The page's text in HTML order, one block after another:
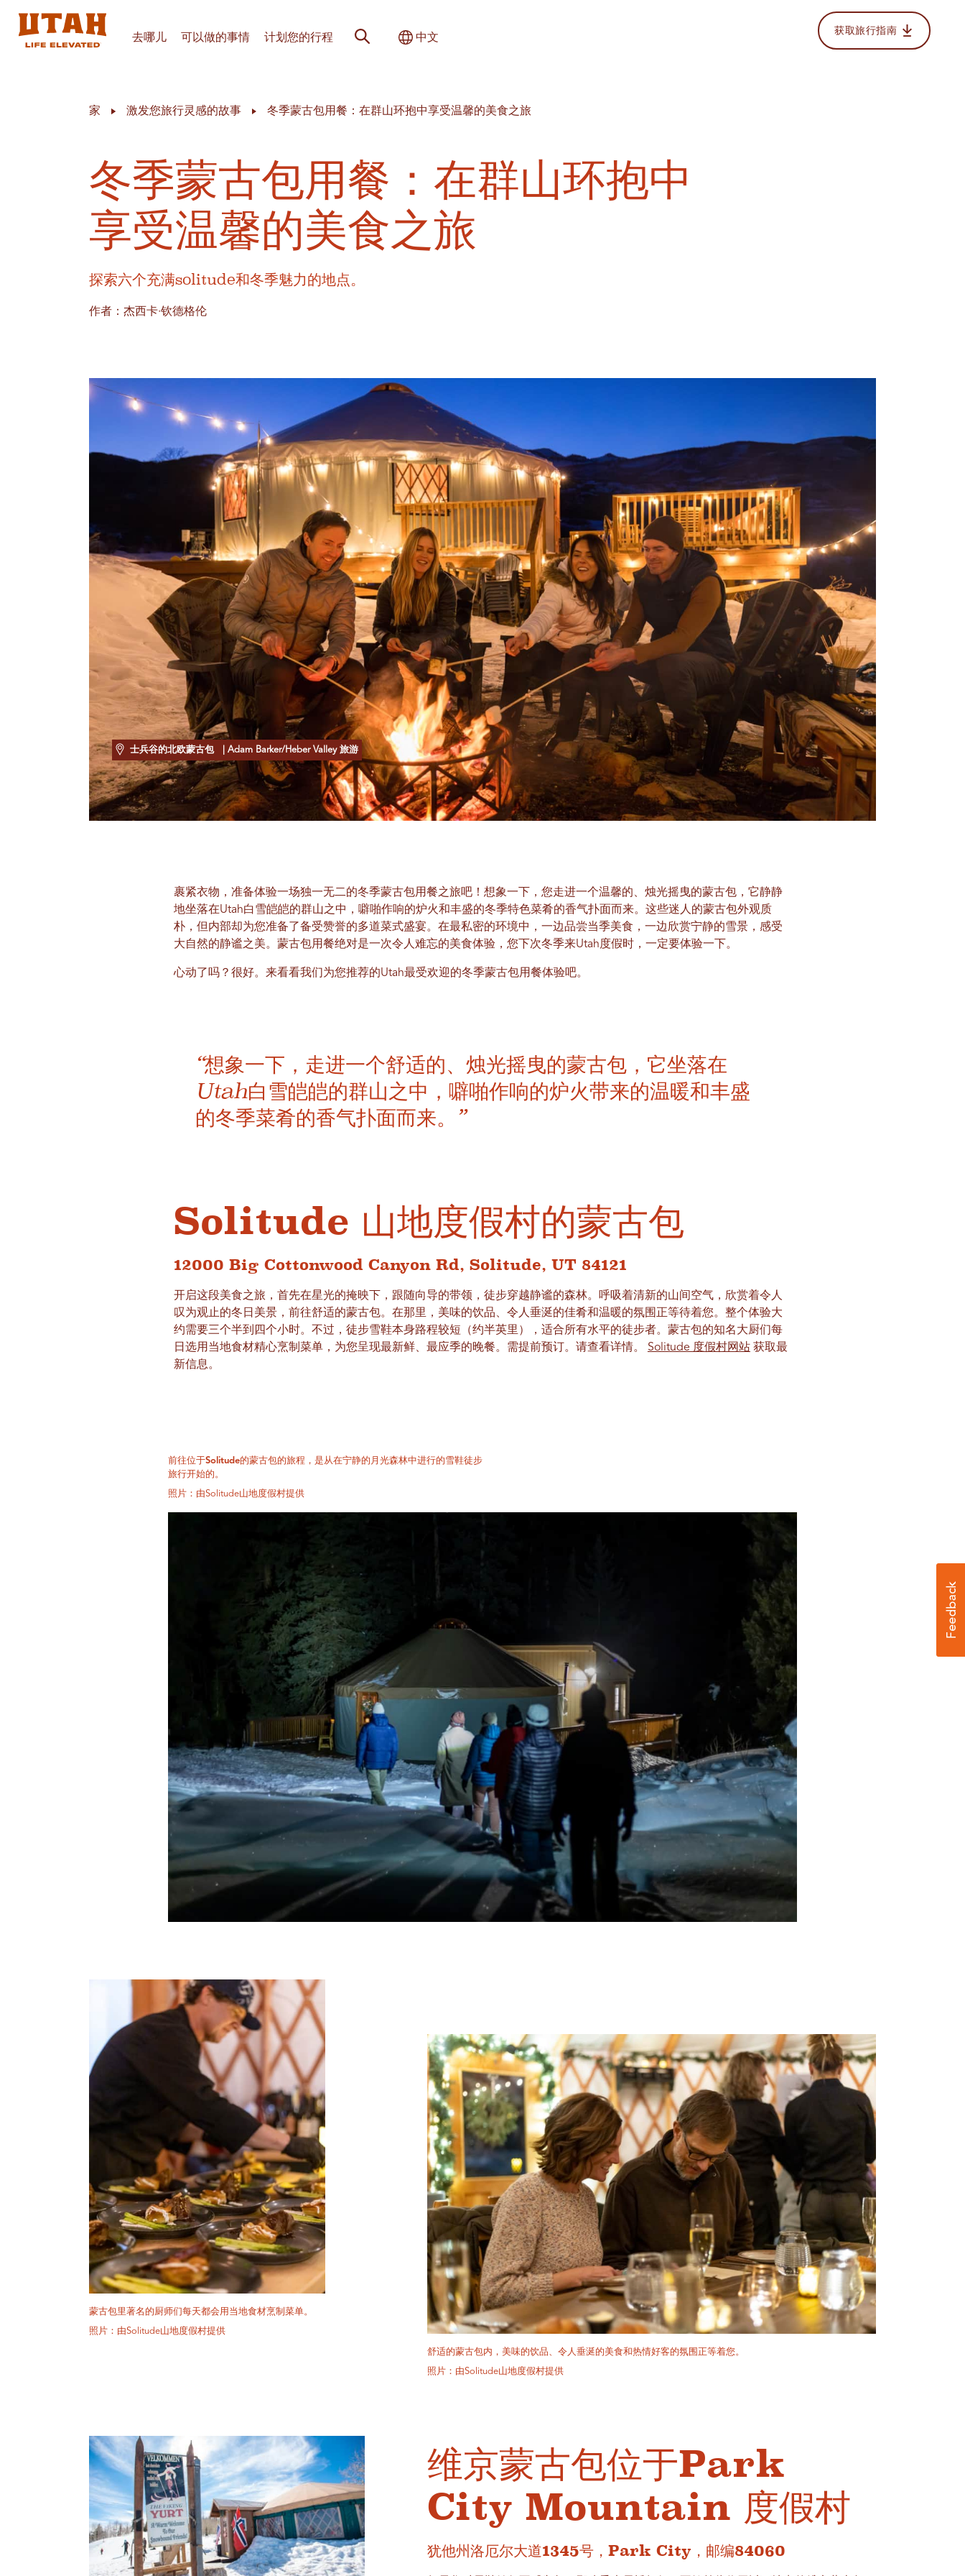
去哪儿 可以做的事情 计划您的行程 网站搜索切换国际
中文 获取旅行指南
家 激发您旅行灵感的故事 冬季蒙古包用餐：在群山环抱中享受温馨的美食之旅
冬季蒙古包用餐：在群山环抱中
享受温馨的美食之旅
探索六个充满solitude和冬季魅力的地点。
作者：杰西卡·钦德格伦
士兵谷的北欧蒙古包 | Adam Barker/Heber Valley 旅游
裹紧衣物，准备体验一场独一无二的冬季蒙古包用餐之旅吧！想象一下，您走进一个温馨的、烛光摇曳的蒙古包，它静静
地坐落在Utah白雪皑皑的群山之中，噼啪作响的炉火和丰盛的冬季特色菜肴的香气扑面而来。这些迷人的蒙古包外观质
朴，但内部却为您准备了备受赞誉的多道菜式盛宴。在最私密的环境中，一边品尝当季美食，一边欣赏宁静的雪景，感受
大自然的静谧之美。蒙古包用餐绝对是一次令人难忘的美食体验，您下次冬季来Utah度假时，一定要体验一下。
心动了吗？很好。来看看我们为您推荐的Utah最受欢迎的冬季蒙古包用餐体验吧。
“想象一下，走进一个舒适的、烛光摇曳的蒙古包，它坐落在
Utah白雪皑皑的群山之中，噼啪作响的炉火带来的温暖和丰盛
的冬季菜肴的香气扑面而来。”
Solitude 山地度假村的蒙古包
12000 Big Cottonwood Canyon Rd, Solitude, UT 84121
开启这段美食之旅，首先在星光的掩映下，跟随向导的带领，徒步穿越静谧的森林。呼吸着清新的山间空气，欣赏着令人
叹为观止的冬日美景，前往舒适的蒙古包。在那里，美味的饮品、令人垂涎的佳肴和温暖的氛围正等待着您。整个体验大
约需要三个半到四个小时。不过，徒步雪鞋本身路程较短（约半英里），适合所有水平的徒步者。蒙古包的知名大厨们每
日选用当地食材精心烹制菜单，为您呈现最新鲜、最应季的晚餐。需提前预订。请查看详情。 Solitude 度假村网站获取最
新信息。
前往位于Solitude的蒙古包的旅程，是从在宁静的月光森林中进行的雪鞋徒步
旅行开始的。
照片：由Solitude山地度假村提供
蒙古包里著名的厨师们每天都会用当地食材烹制菜单。
照片：由Solitude山地度假村提供
舒适的蒙古包内，美味的饮品、令人垂涎的美食和热情好客的氛围正等着您。
照片：由Solitude山地度假村提供
维京蒙古包位于Park
City Mountain 度假村
犹他州洛厄尔大道1345号，Park City，邮编84060